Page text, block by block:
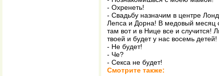
- Охренеть!
- Свадьбу назначим в центре
Лепса и Дорна! В медовый месяц
там вот и в Нице все и случится!
твоей и будет у нас восемь детей!
- Не будет!
- Че?
- Секса не будет!
Смотрите также: